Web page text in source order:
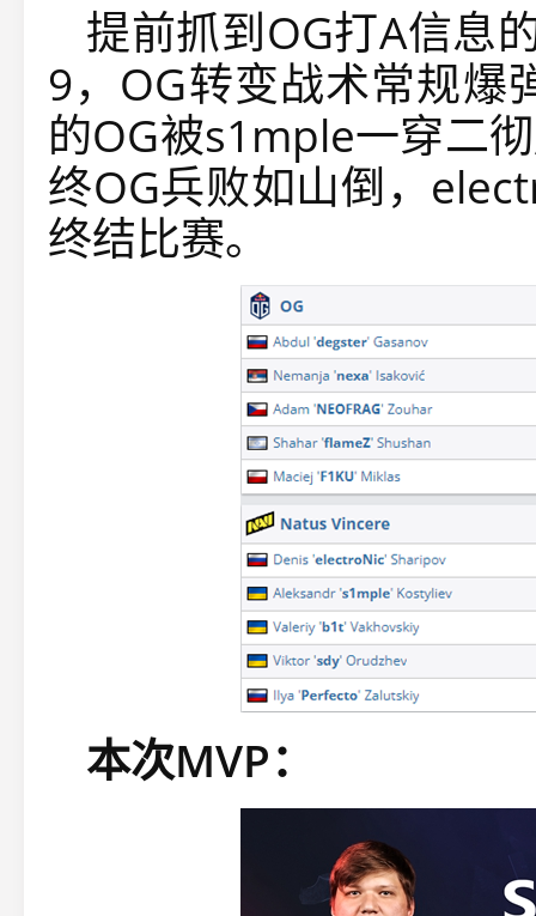
提前抓到OG打A信息
9，OG转变战术常规爆
的OG被s1mple一穿二
终OG兵败如山倒，
终结比赛。
本次MVP：